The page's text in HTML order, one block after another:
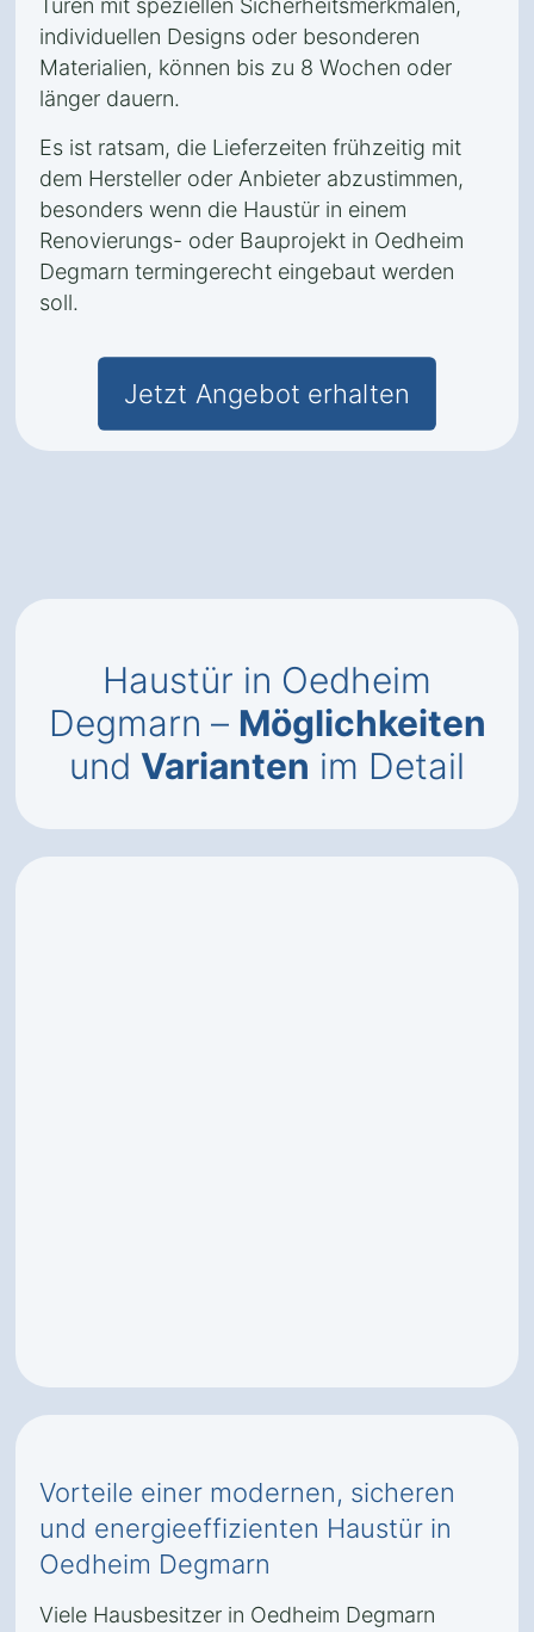
Türen mit speziellen Sicherheitsmerkmalen,
individuellen Designs oder besonderen
Materialien, können bis zu 8 Wochen oder
länger dauern.
Es ist ratsam, die Lieferzeiten frühzeitig mit
dem Hersteller oder Anbieter abzustimmen,
besonders wenn die Haustür in einem
Renovierungs- oder Bauprojekt in Oedheim
Degmarn termingerecht eingebaut werden
soll.
Jetzt Angebot erhalten
Haustür in Oedheim
Degmarn – Möglichkeiten
und Varianten im Detail
Vorteile einer modernen, sicheren
und energieeffizienten Haustür in
Oedheim Degmarn
Viele Hausbesitzer in Oedheim Degmarn